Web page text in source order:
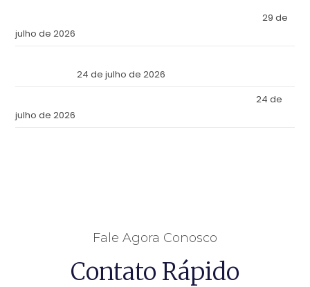
29 de
julho de 2026
24 de julho de 2026
24 de
julho de 2026
Fale Agora Conosco
Contato Rápido